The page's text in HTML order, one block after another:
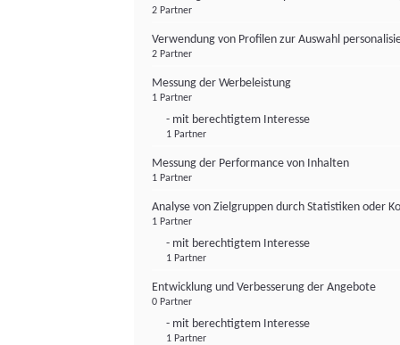
2 Partner
Verwendung von Profilen zur Auswahl
2 Partner
Messung der Werbeleistung
1 Partner
- mit berechtigtem Interesse
1 Partner
Messung der Performance von Inhalten
1 Partner
Analyse von Zielgruppen durch Statistiken oder
1 Partner
- mit berechtigtem Interesse
1 Partner
Entwicklung und Verbesserung der Angebote
0 Partner
- mit berechtigtem Interesse
1 Partner